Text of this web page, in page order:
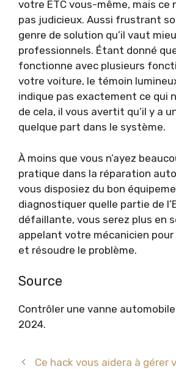
votre ETC vous-même, mais ce
pas judicieux. Aussi frustrant
genre de solution qu’il vaut
professionnels. Étant donné que
fonctionne avec plusieurs
votre voiture, le témoin
indique pas exactement ce qui
de cela, il vous avertit qu’il y a
quelque part dans le système.
À moins que vous n’ayez
pratique dans la réparation
vous disposiez du bon
diagnostiquer quelle partie de
défaillante, vous serez plus en
appelant votre mécanicien
et résoudre le problème.
Source
Contrôler une vanne
2024.
Ce hack vous aidera à gérer